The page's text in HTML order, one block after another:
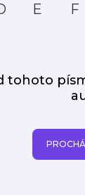
E F
tohoto